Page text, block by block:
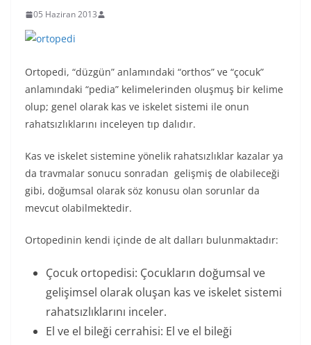
05 Haziran 2013
Ortopedi, “düzgün” anlamındaki “orthos” ve “çocuk”
anlamındaki “pedia” kelimelerinden oluşmuş bir kelime
olup; genel olarak kas ve iskelet sistemi ile onun
rahatsızlıklarını inceleyen tıp dalıdır.
Kas ve iskelet sistemine yönelik rahatsızlıklar kazalar ya
da travmalar sonucu sonradan gelişmiş de olabileceği
gibi, doğumsal olarak söz konusu olan sorunlar da
mevcut olabilmektedir.
Ortopedinin kendi içinde de alt dalları bulunmaktadır:
Çocuk ortopedisi: Çocukların doğumsal ve
gelişimsel olarak oluşan kas ve iskelet sistemi
rahatsızlıklarını inceler.
El ve el bileği cerrahisi: El ve el bileği